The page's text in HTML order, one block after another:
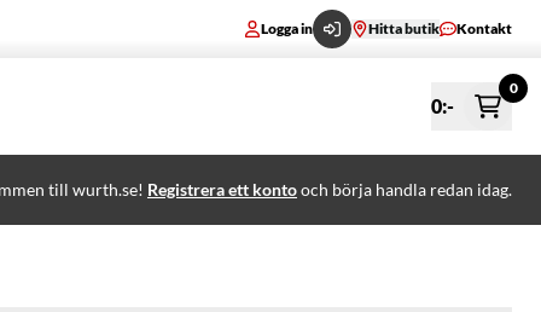
Logga in Hitta butik Kontakt
0:-
0
till wurth.se! Registrera ett kontooch börja handla redan idag.